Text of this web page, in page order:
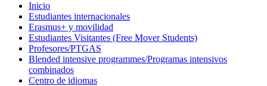
Inicio
Estudiantes internacionales
Erasmus+ y movilidad
Estudiantes Visitantes (Free Mover Students)
Profesores/PTGAS
Blended intensive programmes/Programas intensivos
combinados
Centro de idiomas